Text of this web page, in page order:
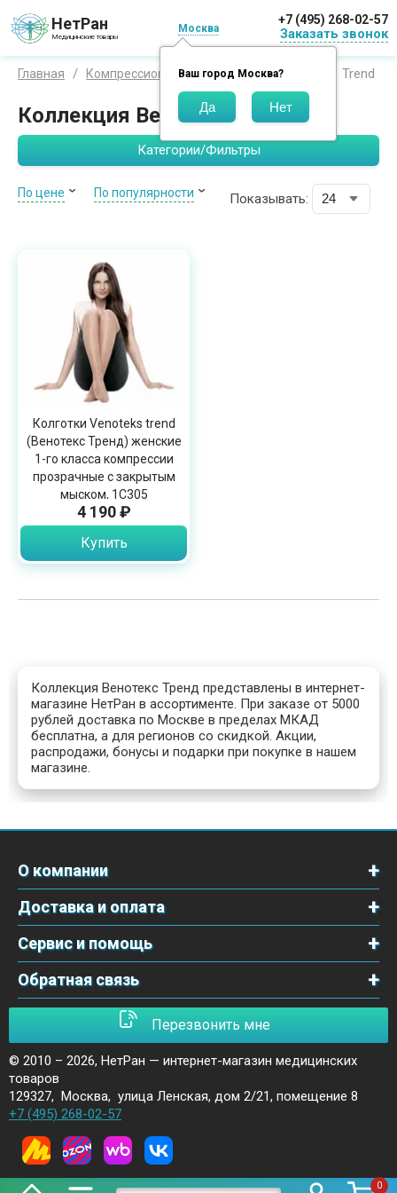
НетРан
Медицинские товары
Москва
Ваш город Москва?
+7 (495) 268-02-57
Заказать звонок
0
Главная Компрессионный трикотаж Венотекс Trend
Коллекция Венотекс Тренд
Категории/Фильтры
По цене По популярности Показывать:
Колготки Venoteks trend
(Венотекс Тренд) женские
1-го класса компрессии
прозрачные с закрытым
мыском, 1C305
4 190 ₽
Купить
Коллекция Венотекс Тренд представлены в интернет-
магазине НетРан в ассортименте. При заказе от 5000
рублей доставка по Москве в пределах МКАД
бесплатна, а для регионов со скидкой. Акции,
распродажи, бонусы и подарки при покупке в нашем
магазине.
О компании
Доставка и оплата
Сервис и помощь
Обратная связь
Перезвонить мне
© 2010 – 2026, НетРан — интернет-магазин медицинских
товаров
129327, Москва, улица Ленская, дом 2/21, помещение 8
+7 (495) 268-02-57